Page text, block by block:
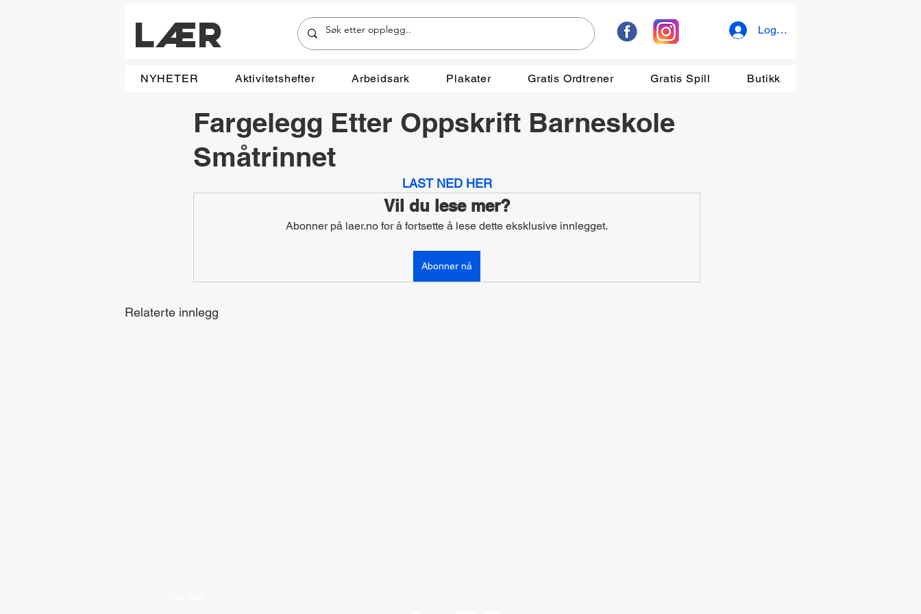
LÆR Logg inn
NYHETER Aktivitetshefter Arbeidsark Plakater Gratis Ordtrener Gratis Spill Butikk
Fargelegg Etter Oppskrift Barneskole
Småtrinnet
LAST NED HER
Vil du lese mer?
Abonner på laer.no for å fortsette å lese dette eksklusive innlegget.
Abonner nå
Relaterte innlegg